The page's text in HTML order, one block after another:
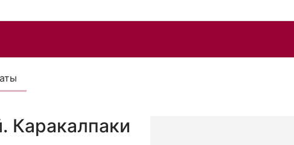
Каракалпаки